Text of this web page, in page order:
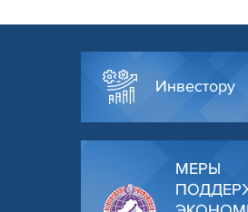
Инвестору
МЕРЫ